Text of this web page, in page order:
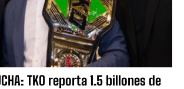
TKO reporta 1.5 billones de